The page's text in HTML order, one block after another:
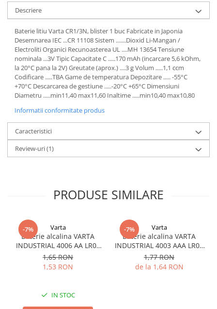
Descriere
Baterie litiu Varta CR1/3N, blister 1 buc Fabricate in Japonia
Desemnarea IEC ...CR 11108 Sistem .......Dioxid Li-Mangan /
Electroliti Organici Recunoasterea UL ....MH 13654 Tensiune
nominala ...3V Tipic Capacitate C .....170 mAh (incarcare 5,6 kOhm,
la 20°C pana la 2V) Greutate (aprox.) ....3 g Volum .....1,1 ccm
Codificare .....TBA Game de temperatura Depozitare ..... -55°C
+70°C Descarcarea de gestiune .....-20°C +65°C Dimensiuni
Diametru .....min11,40 max11,60 Inaltime .....min10,40 max10,80
Informatii conformitate produs
Caracteristici
Review-uri(1)
PRODUSE SIMILARE
-7% Varta
Baterie alcalina VARTA
INDUSTRIAL 4006 AA LR06
1.5V bulk
1,65 RON
1,53 RON
IN STOC
-7% Varta
Baterie alcalina VARTA
INDUSTRIAL 4003 AAA LR03
1.5V
1,77 RON
de la 1,64 RON